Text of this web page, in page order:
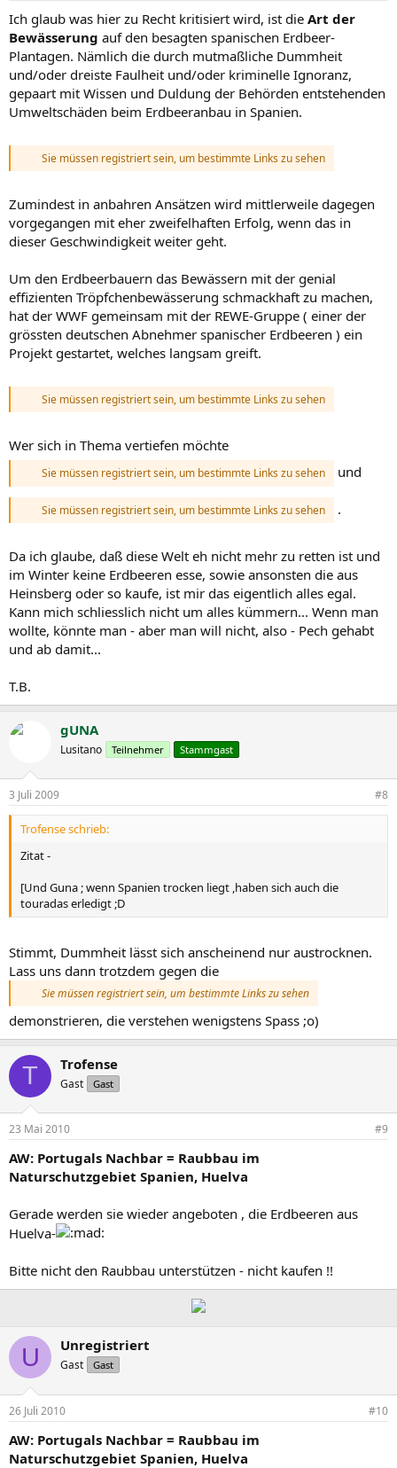
Ich glaub was hier zu Recht kritisiert wird, ist die Art der
Bewässerung auf den besagten spanischen Erdbeer-
Plantagen. Nämlich die durch mutmaßliche Dummheit
und/oder dreiste Faulheit und/oder kriminelle Ignoranz,
gepaart mit Wissen und Duldung der Behörden entstehenden
Umweltschäden beim Erdbeeranbau in Spanien.
Sie müssen registriert sein, um bestimmte Links zu sehen
Zumindest in anbahren Ansätzen wird mittlerweile dagegen
vorgegangen mit eher zweifelhaften Erfolg, wenn das in
dieser Geschwindigkeit weiter geht.
Um den Erdbeerbauern das Bewässern mit der genial
effizienten Tröpfchenbewässerung schmackhaft zu machen,
hat der WWF gemeinsam mit der REWE-Gruppe ( einer der
grössten deutschen Abnehmer spanischer Erdbeeren ) ein
Projekt gestartet, welches langsam greift.
Sie müssen registriert sein, um bestimmte Links zu sehen
Wer sich in Thema vertiefen möchte
Sie müssen registriert sein, um bestimmte Links zu sehen und
Sie müssen registriert sein, um bestimmte Links zu sehen .
Da ich glaube, daß diese Welt eh nicht mehr zu retten ist und
im Winter keine Erdbeeren esse, sowie ansonsten die aus
Heinsberg oder so kaufe, ist mir das eigentlich alles egal.
Kann mich schliesslich nicht um alles kümmern... Wenn man
wollte, könnte man - aber man will nicht, also - Pech gehabt
und ab damit...
T.B.
gUNA
Lusitano Teilnehmer Stammgast
3 Juli 2009 #8
Trofense schrieb:
Zitat -
[Und Guna ; wenn Spanien trocken liegt ,haben sich auch die
touradas erledigt ;D
Stimmt, Dummheit lässt sich anscheinend nur austrocknen.
Lass uns dann trotzdem gegen die
Sie müssen registriert sein, um bestimmte Links zu sehen
demonstrieren, die verstehen wenigstens Spass ;o)
T Trofense
Gast Gast
23 Mai 2010 #9
AW: Portugals Nachbar = Raubbau im
Naturschutzgebiet Spanien, Huelva
Gerade werden sie wieder angeboten , die Erdbeeren aus
Huelva-
Bitte nicht den Raubbau unterstützen - nicht kaufen !!
U Unregistriert
Gast Gast
26 Juli 2010 #10
AW: Portugals Nachbar = Raubbau im
Naturschutzgebiet Spanien, Huelva